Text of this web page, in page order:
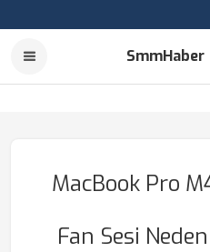
SmmHaber
MacBook Pro
Fan Sesi